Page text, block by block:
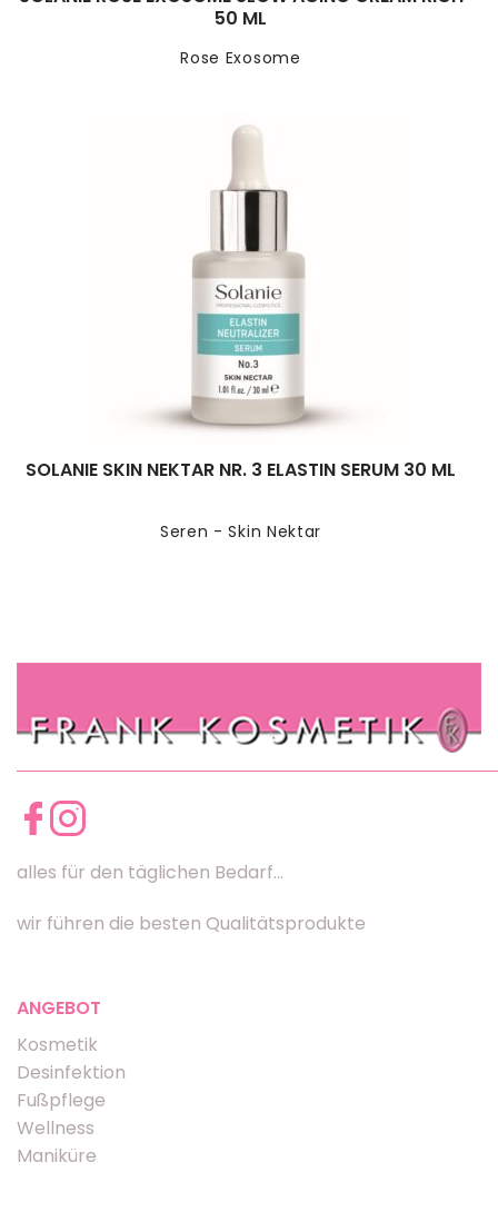
Rose Exosome
50 ML
Seren - Skin Nektar
SOLANIE SKIN NEKTAR NR. 3 ELASTIN SERUM 30 ML
alles für den täglichen Bedarf...
wir führen die besten Qualitätsprodukte
ANGEBOT
Kosmetik
Desinfektion
Fußpflege
Wellness
Maniküre